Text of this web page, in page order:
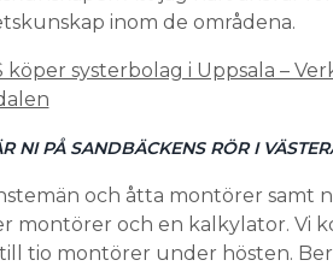
inom de områdena.
köper systerbolag i Uppsala –
NI PÅ SANDBÄCKENS RÖR I
och åtta montörer samt
montörer och en kalkylator. Vi
tio montörer under hösten.